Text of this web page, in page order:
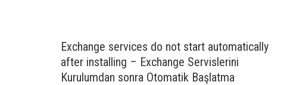
Exchange services do not start automatically
after installing – Exchange Servislerini
Kurulumdan sonra Otomatik Başlatma